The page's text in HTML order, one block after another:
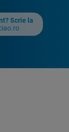
Scrie la